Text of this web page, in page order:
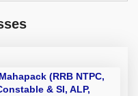
(RRB NTPC,
& SI, ALP,